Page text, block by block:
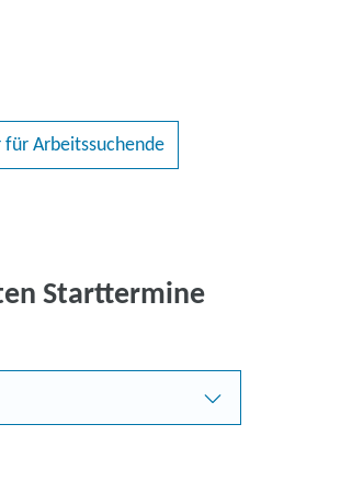
für Arbeitssuchende
Starttermine